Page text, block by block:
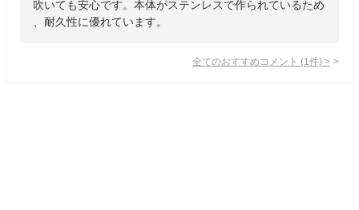
吹いても安心です。本体がステンレスで作られているため
、耐久性に優れています。
全てのおすすめコメント (1 件) >